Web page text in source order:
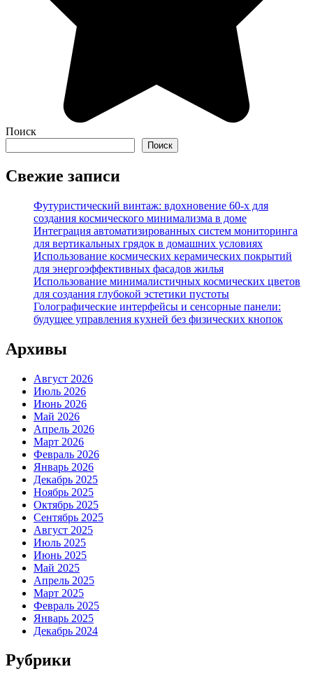
Поиск
Поиск
Свежие записи
Футуристический винтаж: вдохновение 60-х для
создания космического минимализма в доме
Интеграция автоматизированных систем мониторинга
для вертикальных грядок в домашних условиях
Использование космических керамических покрытий
для энергоэффективных фасадов жилья
Использование минималистичных космических цветов
для создания глубокой эстетики пустоты
Голографические интерфейсы и сенсорные панели:
будущее управления кухней без физических кнопок
Архивы
Август 2026
Июль 2026
Июнь 2026
Май 2026
Апрель 2026
Март 2026
Февраль 2026
Январь 2026
Декабрь 2025
Ноябрь 2025
Октябрь 2025
Сентябрь 2025
Август 2025
Июль 2025
Июнь 2025
Май 2025
Апрель 2025
Март 2025
Февраль 2025
Январь 2025
Декабрь 2024
Рубрики